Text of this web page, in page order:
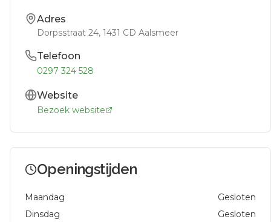
Adres
Dorpsstraat 24, 1431 CD Aalsmeer
Telefoon
0297 324 528
Website
Bezoek website
Openingstijden
Maandag
Gesloten
Dinsdag
Gesloten